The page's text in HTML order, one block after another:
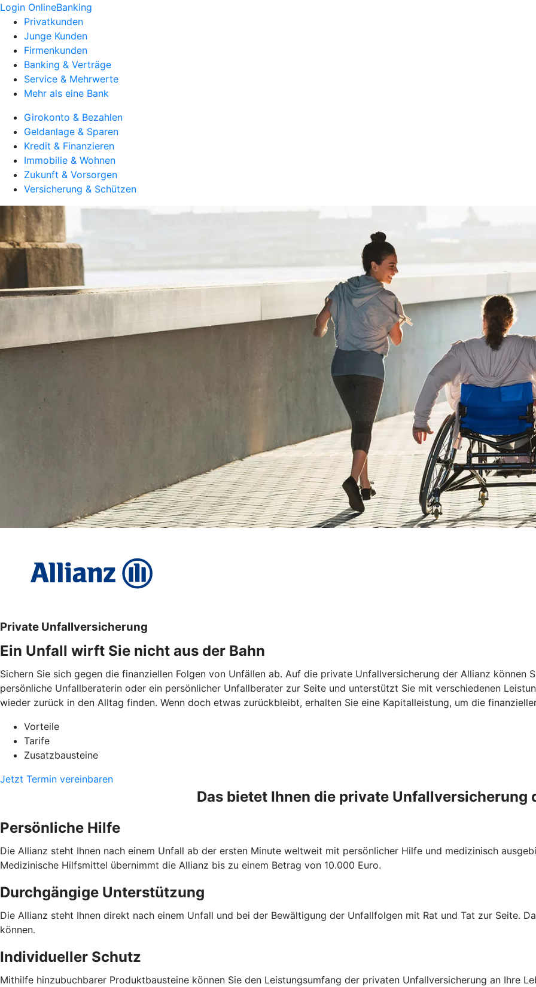
Login OnlineBanking
Privatkunden
Junge Kunden
Firmenkunden
Banking & Verträge
Service & Mehrwerte
Mehr als eine Bank
Girokonto & Bezahlen
Geldanlage & Sparen
Kredit & Finanzieren
Immobilie & Wohnen
Zukunft & Vorsorgen
Versicherung & Schützen
Private Unfallversicherung
Ein Unfall wirft Sie nicht aus der Bahn
Sichern Sie sich gegen die finanziellen Folgen von Unfällen ab. Auf die private Unfallversicherung der Allianz können
persönliche Unfallberaterin oder ein persönlicher Unfallberater zur Seite und unterstützt Sie mit verschiedenen
wieder zurück in den Alltag finden. Wenn doch etwas zurückbleibt, erhalten Sie eine Kapitalleistung, um die
Vorteile
Tarife
Zusatzbausteine
Jetzt Termin vereinbaren
Das bietet Ihnen die private Unfallversicherung
Persönliche Hilfe
Die Allianz steht Ihnen nach einem Unfall ab der ersten Minute weltweit mit persönlicher Hilfe und medizinisch
Medizinische Hilfsmittel übernimmt die Allianz bis zu einem Betrag von 10.000 Euro.
Durchgängige Unterstützung
Die Allianz steht Ihnen direkt nach einem Unfall und bei der Bewältigung der Unfallfolgen mit Rat und Tat zur Seite.
können.
Individueller Schutz
Mithilfe hinzubuchbarer Produktbausteine können Sie den Leistungsumfang der privaten Unfallversicherung an Ihre